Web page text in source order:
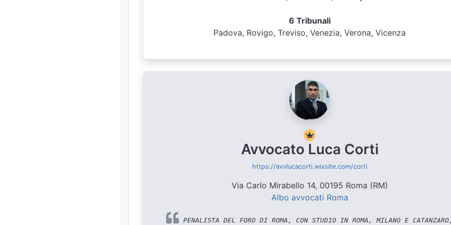
6 Tribunali
Padova, Rovigo, Treviso, Venezia, Verona, Vicenza
Avvocato Luca Corti
https://avvlucacorti.wixsite.com/corti
Via Carlo Mirabello 14, 00195 Roma (RM)
Albo avvocati Roma
PENALISTA DEL FORO DI ROMA, CON STUDIO IN ROMA, MILANO E